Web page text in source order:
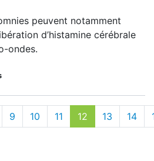
peuvent notamment
d’histamine cérébrale
ondes.
9 10 11 12 13 14